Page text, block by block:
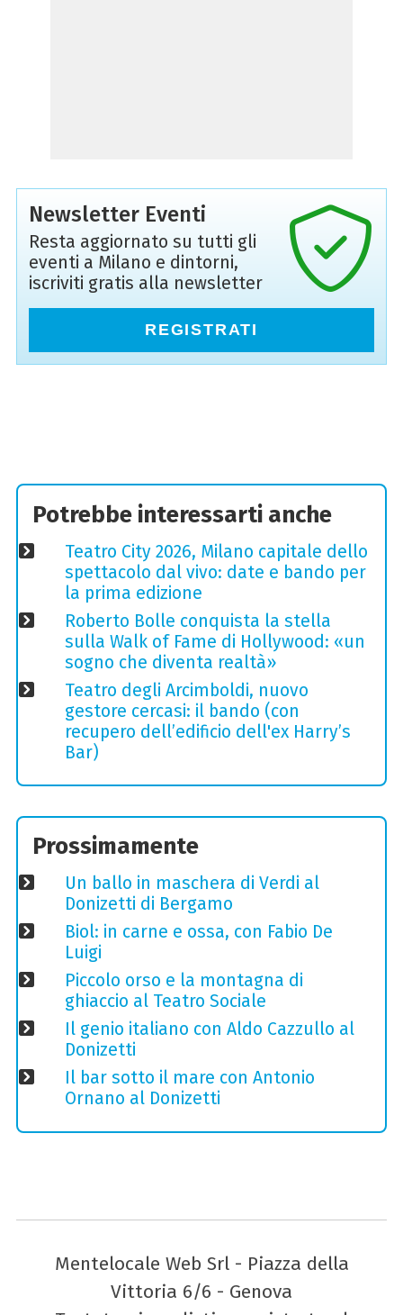
Newsletter Eventi
Resta aggiornato su tutti gli
eventi a Milano e dintorni,
iscriviti gratis alla newsletter
REGISTRATI
Potrebbe interessarti anche
Teatro City 2026, Milano capitale dello
spettacolo dal vivo: date e bando per
la prima edizione
Roberto Bolle conquista la stella
sulla Walk of Fame di Hollywood: «un
sogno che diventa realtà»
Teatro degli Arcimboldi, nuovo
gestore cercasi: il bando (con
recupero dell’edificio dell'ex Harry’s
Bar)
Prossimamente
Un ballo in maschera di Verdi al
Donizetti di Bergamo
Biol: in carne e ossa, con Fabio De
Luigi
Piccolo orso e la montagna di
ghiaccio al Teatro Sociale
Il genio italiano con Aldo Cazzullo al
Donizetti
Il bar sotto il mare con Antonio
Ornano al Donizetti
Mentelocale Web Srl - Piazza della
Vittoria 6/6 - Genova